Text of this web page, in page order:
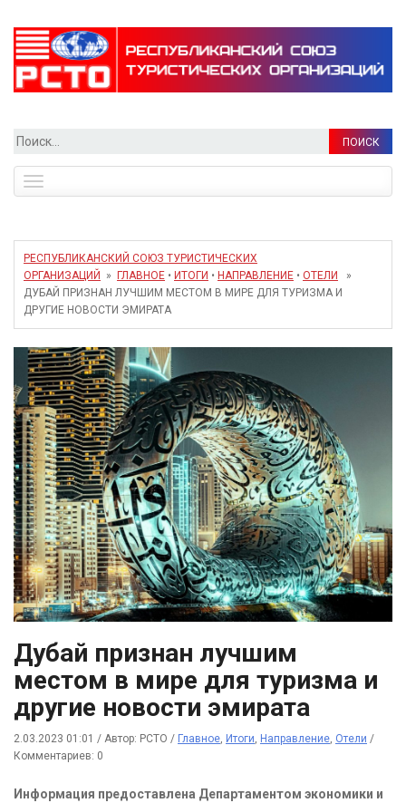
Найти:
navigation
РЕСПУБЛИКАНСКИЙ СОЮЗ ТУРИСТИЧЕСКИХ
ОРГАНИЗАЦИЙ
» ГЛАВНОЕ • ИТОГИ • НАПРАВЛЕНИЕ • ОТЕЛИ
»
ДУБАЙ ПРИЗНАН ЛУЧШИМ МЕСТОМ В МИРЕ ДЛЯ ТУРИЗМА И
ДРУГИЕ НОВОСТИ ЭМИРАТА
Дубай признан лучшим
местом в мире для туризма и
другие новости эмирата
2.03.2023 01:01 / Автор: РСТО / Главное, Итоги, Направление, Отели /
Комментариев: 0
Информация предоставлена Департаментом экономики и